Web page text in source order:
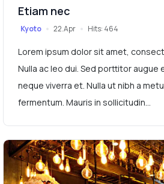
Etiam nec
Kyoto 22.Apr Hits: 464
Lorem ipsum dolor sit amet,
Nulla ac leo dui. Sed porttitor augue
neque viverra et. Nulla ut nibh a
fermentum. Mauris in sollicitudin...